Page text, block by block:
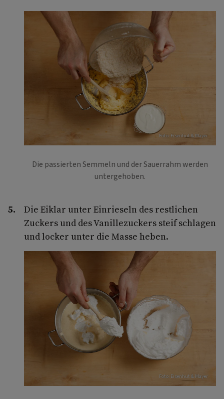
Foto: Eisenhut & Mayer
Die passierten Semmeln und der Sauerrahm werden
untergehoben.
Die Eiklar unter Einrieseln des restlichen
Zuckers und des Vanillezuckers steif schlagen
und locker unter die Masse heben.
Foto: Eisenhut & Mayer